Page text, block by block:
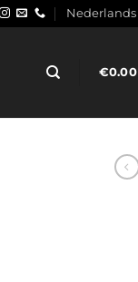
Nederlands
€0.00